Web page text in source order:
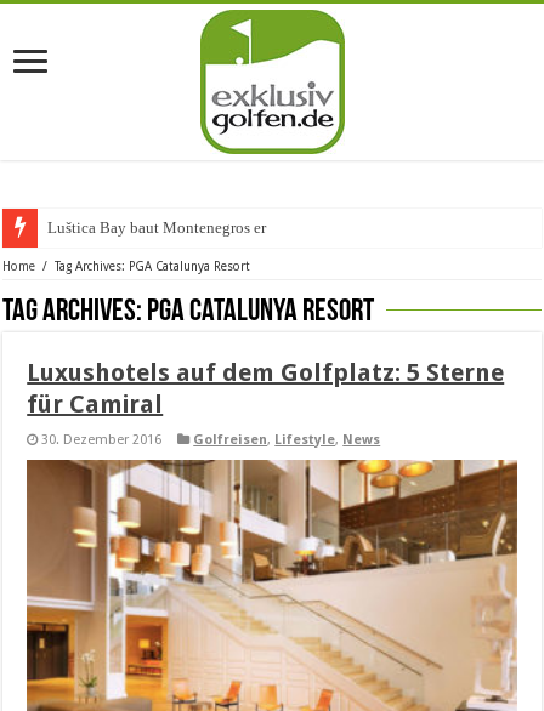
Luštica Bay baut Montenegros erste Golf-Co
Home / Tag Archives: PGA Catalunya Resort
Tag Archives: PGA Catalunya Resort
Luxushotels auf dem Golfplatz: 5 Sterne
für Camiral
30. Dezember 2016 Golfreisen, Lifestyle, News